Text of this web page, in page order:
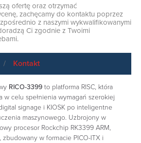
ofertę oraz otrzymać
zachęcamy do kontaktu poprzez
z naszymi wykwalifikowanymi
Ci zgodnie z Twoimi
Kontakt
RICO-3399 to platforma RISC, która
w celu spełnienia wymagań szerokiej
signage i KIOSK po inteligentne
maszynowego. Uzbrojony w
procesor Rockchip RK3399 ARM,
w formacie PICO-ITX i